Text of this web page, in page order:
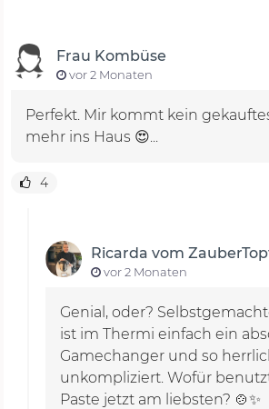
Frau Kombüse
vor 2 Monaten
Perfekt. Mir kommt kein
mehr ins Haus 😍...
4
Ricarda vom
vor 2 Monaten
Genial, oder?
ist im Thermi einfach ein
Gamechanger und so
unkompliziert. Wofür
Paste jetzt am liebsten? 🍲✨